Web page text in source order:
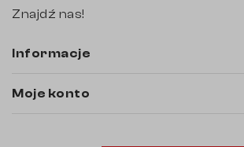
Znajdź nas!
Informacje
Moje konto